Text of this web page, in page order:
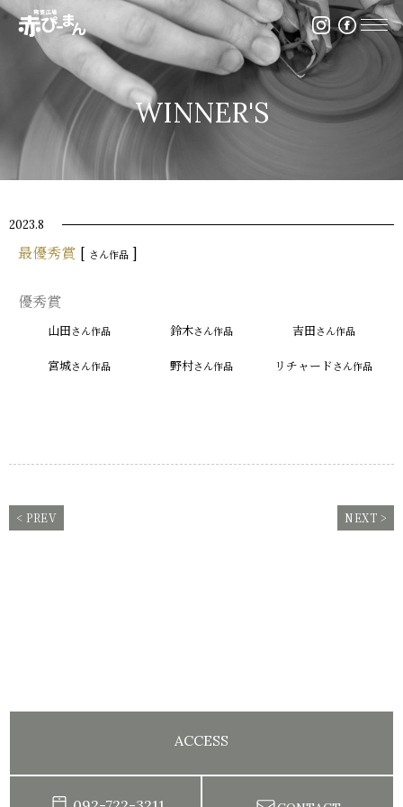
イベント・出張陶芸・体験陶芸は福岡市の陶芸教室赤
WINNER'S
2023.8
最優秀賞 [ さん作品 ]
優秀賞
山田さん作品 鈴木さん作品 吉田さん作品
宮城さん作品 野村さん作品 リチャードさん作品
< PREV NEXT >
ACCESS